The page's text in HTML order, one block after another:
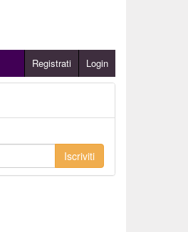
Registrati Login
Iscriviti